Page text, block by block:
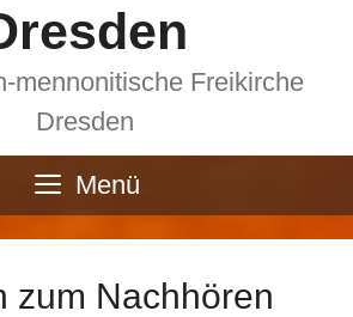
mennonitische Freikirche
Dresden
Menü
zum Nachhören